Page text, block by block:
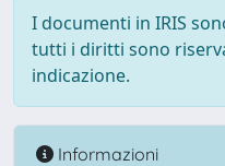
I documenti in IRIS
tutti i diritti sono
indicazione.
Informazioni